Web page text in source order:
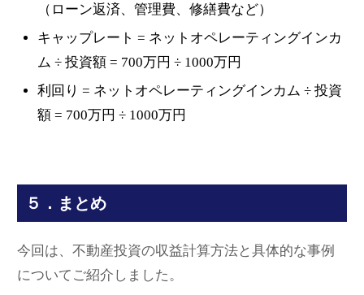
（ローン返済、管理費、修繕費など）
キャップレート = ネットオペレーティングインカ
ム ÷ 投資額 = 700万円 ÷ 1000万円
利回り = ネットオペレーティングインカム ÷ 投資
額 = 700万円 ÷ 1000万円
５．まとめ
今回は、不動産投資の収益計算方法と具体的な事例
についてご紹介しました。